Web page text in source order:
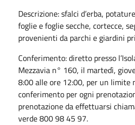
Descrizione: sfalci d’erba,
foglie e foglie secche, cortecce,
provenienti da parchi e giardini
Conferimento:diretto presso
Mezzavia n° 160, il martedì,
8:00 alle ore 12:00, per un limite
conferimento per ogni
prenotazione da effettuarsi
verde 800 98 45 97.